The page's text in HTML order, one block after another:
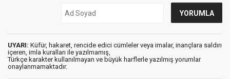
UYARI: Küfür, hakaret, rencide edici cümleler veya imalar, inançlara saldırı
içeren, imla kuralları ile yazılmamış,
Türkçe karakter kullanılmayan ve büyük harflerle yazılmış yorumlar
onaylanmamaktadır.